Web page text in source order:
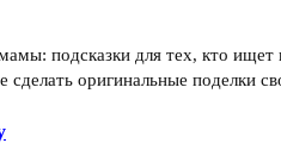
подсказки для тех, кто
оригинальные поделки